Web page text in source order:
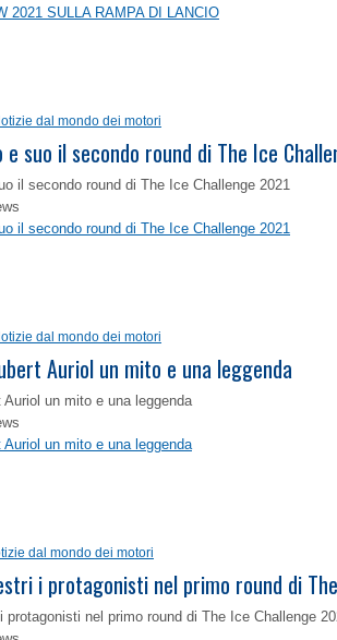
2021 SULLA RAMPA DI LANCIO
dal mondo dei motori
e suo il secondo round di The Ice
il secondo round di The Ice Challenge 2021
il secondo round di The Ice Challenge 2021
dal mondo dei motori
Auriol un mito e una leggenda
un mito e una leggenda
un mito e una leggenda
dal mondo dei motori
i protagonisti nel primo round di
protagonisti nel primo round di The Ice Challenge